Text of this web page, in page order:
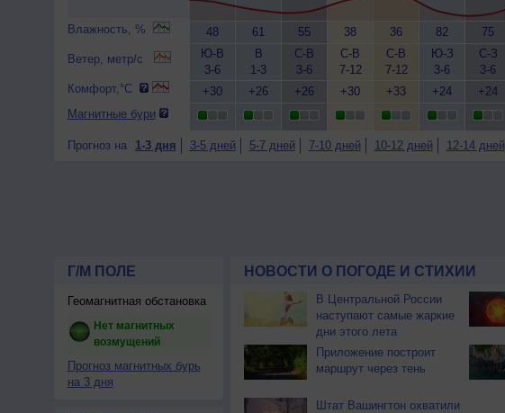
Влажность, %
Ветер, метр/с
Комфорт,°C
Магнитные бури
48
Ю-В
3-6
+30
61
В
1-3
+26
55
С-В
3-6
+26
38
С-В
7-12
+30
36
С-В
7-12
+33
82
Ю-З
3-6
+24
75
С-З
3-6
+24
Прогноз на 1-3 дня 3-5 дней 5-7 дней 7-10 дней 10-12 дней 12-14 дней
Г/М ПОЛЕ
Геомагнитная обстановка
Нет магнитных
возмущений
Прогноз магнитных бурь
на 3 дня
НОВОСТИ О ПОГОДЕ И СТИХИИ
В Центральной России
наступают самые жаркие
дни этого лета
Приложение построит
маршрут через тень
Штат Вашингтон охватили